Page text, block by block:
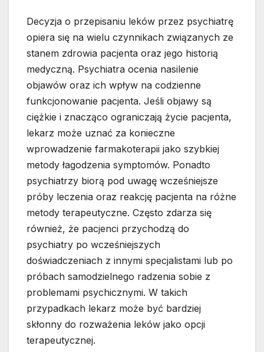
Decyzja o przepisaniu leków przez psychiatrę
opiera się na wielu czynnikach związanych ze
stanem zdrowia pacjenta oraz jego historią
medyczną. Psychiatra ocenia nasilenie
objawów oraz ich wpływ na codzienne
funkcjonowanie pacjenta. Jeśli objawy są
ciężkie i znacząco ograniczają życie pacjenta,
lekarz może uznać za konieczne
wprowadzenie farmakoterapii jako szybkiej
metody łagodzenia symptomów. Ponadto
psychiatrzy biorą pod uwagę wcześniejsze
próby leczenia oraz reakcję pacjenta na różne
metody terapeutyczne. Często zdarza się
również, że pacjenci przychodzą do
psychiatry po wcześniejszych
doświadczeniach z innymi specjalistami lub po
próbach samodzielnego radzenia sobie z
problemami psychicznymi. W takich
przypadkach lekarz może być bardziej
skłonny do rozważenia leków jako opcji
terapeutycznej.